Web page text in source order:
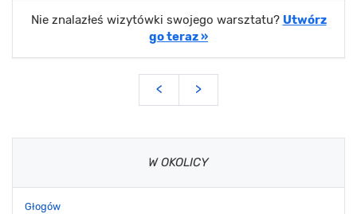
Nie znalazłeś wizytówki swojego warsztatu? Utwórz
go teraz »
< >
W OKOLICY
Głogów